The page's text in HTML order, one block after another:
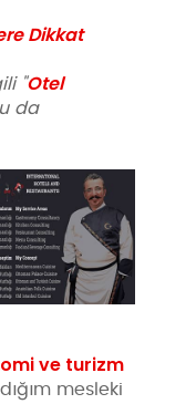
Dikkat
"Otel
da
ve turizm
mesleki